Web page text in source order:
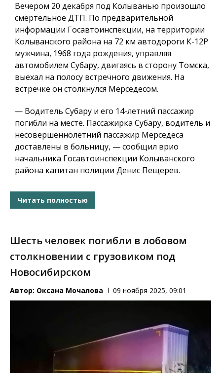
Вечером 20 декабря под Колыванью произошло
смертельное ДТП. По предварительной
информации Госавтоинспекции, на территории
Колыванского района на 72 км автодороги К-12Р
мужчина, 1968 года рождения, управляя
автомобилем Субару, двигаясь в сторону Томска,
выехал на полосу встречного движения. На
встречке он столкнулся Мерседесом.
— Водитель Субару и его 14-летний пассажир
погибли на месте. Пассажирка Субару, водитель и
несовершеннолетний пассажир Мерседеса
доставлены в больницу, — сообщил врио
начальника Госавтоинспекции Колыванского
района капитан полиции Денис Пещерев.
Читать полностью
Шесть человек погибли в лобовом
столкновении с грузовиком под
Новосибирском
Автор: Оксана Мочалова 09 ноября 2025, 09:01